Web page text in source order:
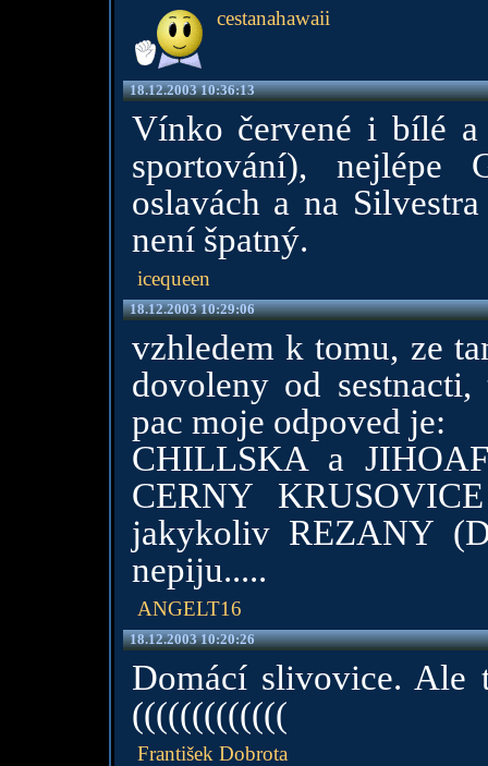
cestanahawaii
18.12.2003 10:36:13
Vínko červené i bílé
sportování), nejlépe
oslavách a na
není špatný.
icequeen
18.12.2003 10:29:06
vzhledem k tomu, ze
dovoleny od
pac moje odpoved je:
CHILLSKA a
CERNY
jakykoliv REZANY
nepiju.....
ANGELT16
18.12.2003 10:20:26
Domácí slivovice. Ale
(((((((((((((
František Dobrota